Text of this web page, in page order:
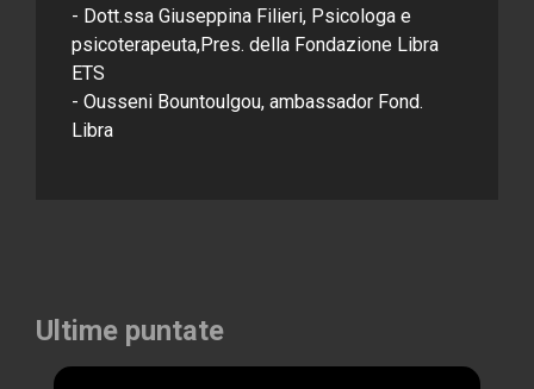
- Dott.ssa Giuseppina Filieri, Psicologa e
psicoterapeuta,Pres. della Fondazione Libra
ETS
- Ousseni Bountoulgou, ambassador Fond.
Libra
Ultime puntate